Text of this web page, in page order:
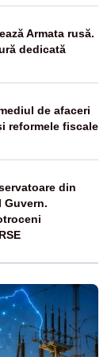
Armata rusă.
dedicată
de afaceri
reformele fiscale
din
Guvern.